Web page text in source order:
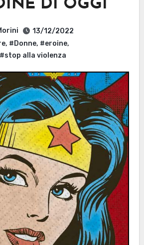
DI OGGI
13/12/2022
, #Donne, #eroine,
#stop alla violenza